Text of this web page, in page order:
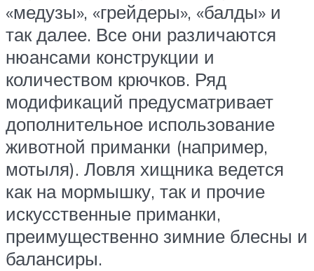
«медузы», «грейдеры», «балды» и
так далее. Все они различаются
нюансами конструкции и
количеством крючков. Ряд
модификаций предусматривает
дополнительное использование
животной приманки (например,
мотыля). Ловля хищника ведется
как на мормышку, так и прочие
искусственные приманки,
преимущественно зимние блесны и
балансиры.